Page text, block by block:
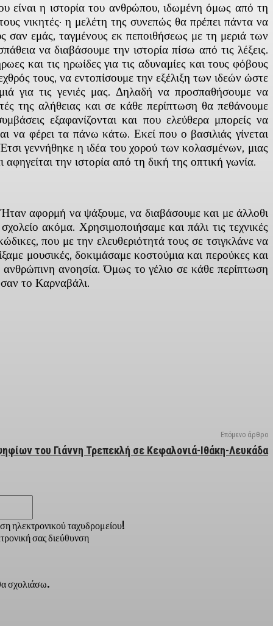
η ιστορία του ανθρώπου, ιδωμένη όμως από τη
νικητές· η μελέτη της συνεπώς θα πρέπει πάντα να
εμάς, ταγμένους εκ πεποιθήσεως με τη μεριά των
να διαβάσουμε την ιστορία πίσω από τις λέξεις.
και τις ηρωίδες για τις αδυναμίες και τους φόβους
τους, να εντοπίσουμε την εξέλιξη των ιδεών ώστε
για τις γενιές μας. Δηλαδή να προσπαθήσουμε να
της αλήθειας και σε κάθε περίπτωση θα πεθάνουμε
εξαφανίζονται και που ελεύθερα μπορείς να
να φέρει τα πάνω κάτω. Εκεί που ο βασιλιάς γίνεται
γεννήθηκε η ιδέα του χορού των κολασμένων, μιας
την ιστορία από τη δική της οπτική γωνία.
αφορμή να ψάξουμε, να διαβάσουμε και με άλλοθι
ακόμα. Χρησιμοποιήσαμε και πάλι τις τεχνικές
που με την ελευθεριότητά τους σε τσιγκλάνε να
μουσικές, δοκιμάσαμε κοστούμια και περούκες και
ανθρώπινη ανοησία. Όμως το γέλιο σε κάθε περίπτωση
το Καρναβάλι.
Επόμενο άρθρο
του Γιάννη Τρεπεκλή σε Κεφαλονιά-Ιθάκη-Λευκάδα
ηλεκτρονικού ταχυδρομείου!
σας διεύθυνση
σχολιάσω.